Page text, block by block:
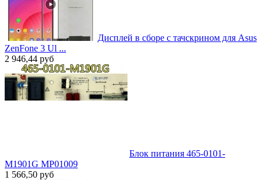
Дисплей в сборе с тачскрином для Asus
ZenFone 3 Ul ...
2 946,44 руб
Блок питания 465-0101-
M1901G MP01009
1 566,50 руб